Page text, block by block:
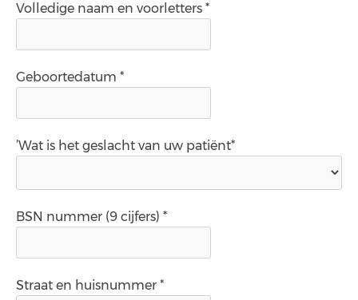
Volledige naam en voorletters *
Geboortedatum *
’Wat is het geslacht van uw patiënt*
BSN nummer (9 cijfers) *
Straat en huisnummer *